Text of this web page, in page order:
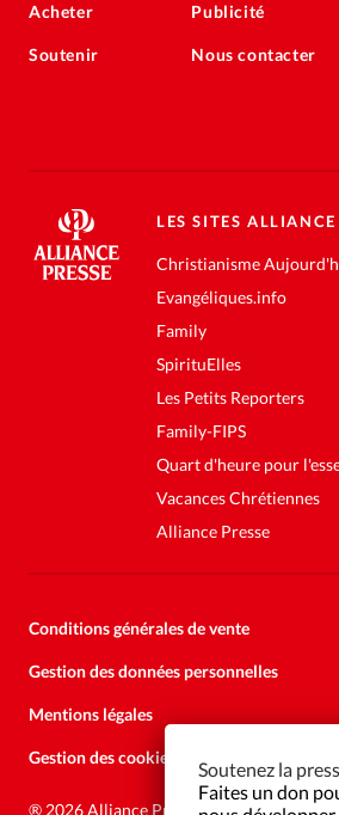
Acheter
Soutenir
Publicité
Nous contacter
LES SITES ALLIANCE
Christianisme
Evangéliques.info
Family
SpirituElles
Les Petits Reporters
Family-FIPS
Quart d'heure pour
Vacances Chrétiennes
Alliance Presse
Conditions générales de vente
Gestion des données personnelles
Mentions légales
Gestion des cookies
® 2026 Alliance Presse
Soutenez la
Faites un don